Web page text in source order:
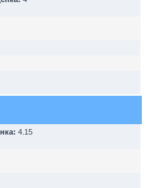
4.15